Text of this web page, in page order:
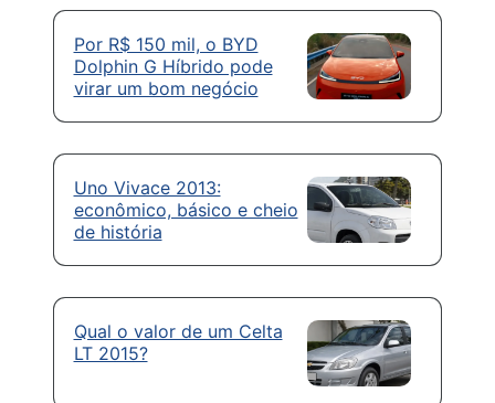
Por R$ 150 mil, o BYD
Dolphin G Híbrido pode
virar um bom negócio
Uno Vivace 2013:
econômico, básico e cheio
de história
Qual o valor de um Celta
LT 2015?